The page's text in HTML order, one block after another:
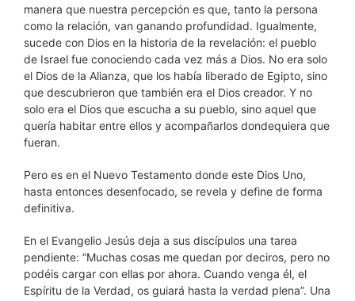
manera que nuestra percepción es que, tanto la persona
como la relación, van ganando profundidad. Igualmente,
sucede con Dios en la historia de la revelación: el pueblo
de Israel fue conociendo cada vez más a Dios. No era solo
el Dios de la Alianza, que los había liberado de Egipto, sino
que descubrieron que también era el Dios creador. Y no
solo era el Dios que escucha a su pueblo, sino aquel que
quería habitar entre ellos y acompañarlos dondequiera que
fueran.
Pero es en el Nuevo Testamento donde este Dios Uno,
hasta entonces desenfocado, se revela y define de forma
definitiva.
En el Evangelio Jesús deja a sus discípulos una tarea
pendiente: “Muchas cosas me quedan por deciros, pero no
podéis cargar con ellas por ahora. Cuando venga él, el
Espíritu de la Verdad, os guiará hasta la verdad plena”. Una